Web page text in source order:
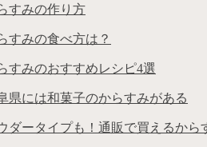
すみの作り方
すみの食べ方は？
すみのおすすめレシピ4選
県には和菓子のからすみがある
ダータイプも！通販で買えるから